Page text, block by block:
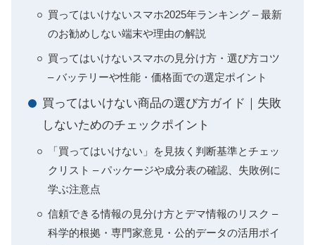
買ってはいけないスマホ2025年ランキング – 最新
のお勧めしない端末や理由の解説
買ってはいけないスマホの見分け方・選び方コツ
– バッテリーや性能・価格面での選定ポイント
買ってはいけない商品の選び方ガイド｜失敗
しないためのチェックポイント
「買ってはいけない」を見抜く判断基準とチェッ
クリスト – パッケージや成分表の確認、失敗例に
学ぶ注意点
信頼できる情報の見分け方とデマ情報のリスク –
科学的根拠・専門家意見・公的データの活用ポイ